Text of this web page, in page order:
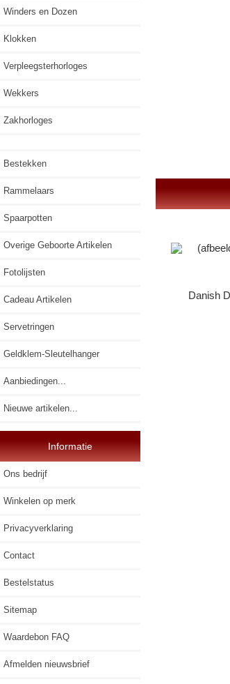
Winders en Dozen
Klokken
Verpleegsterhorloges
Wekkers
Zakhorloges
Bestekken
Rammelaars
Spaarpotten
Overige Geboorte Artikelen
Fotolijsten
Cadeau Artikelen
Servetringen
Geldklem-Sleutelhanger
Aanbiedingen...
Nieuwe artikelen...
Informatie
Ons bedrijf
Winkelen op merk
Privacyverklaring
Contact
Bestelstatus
Sitemap
Waardebon FAQ
Afmelden nieuwsbrief
Danish